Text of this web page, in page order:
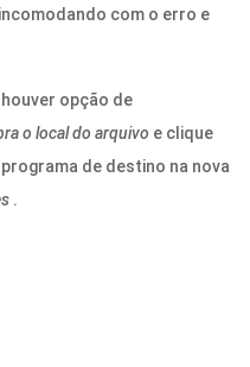
com o erro e
houver opção de
o local do arquivo e clique
de destino na nova
.